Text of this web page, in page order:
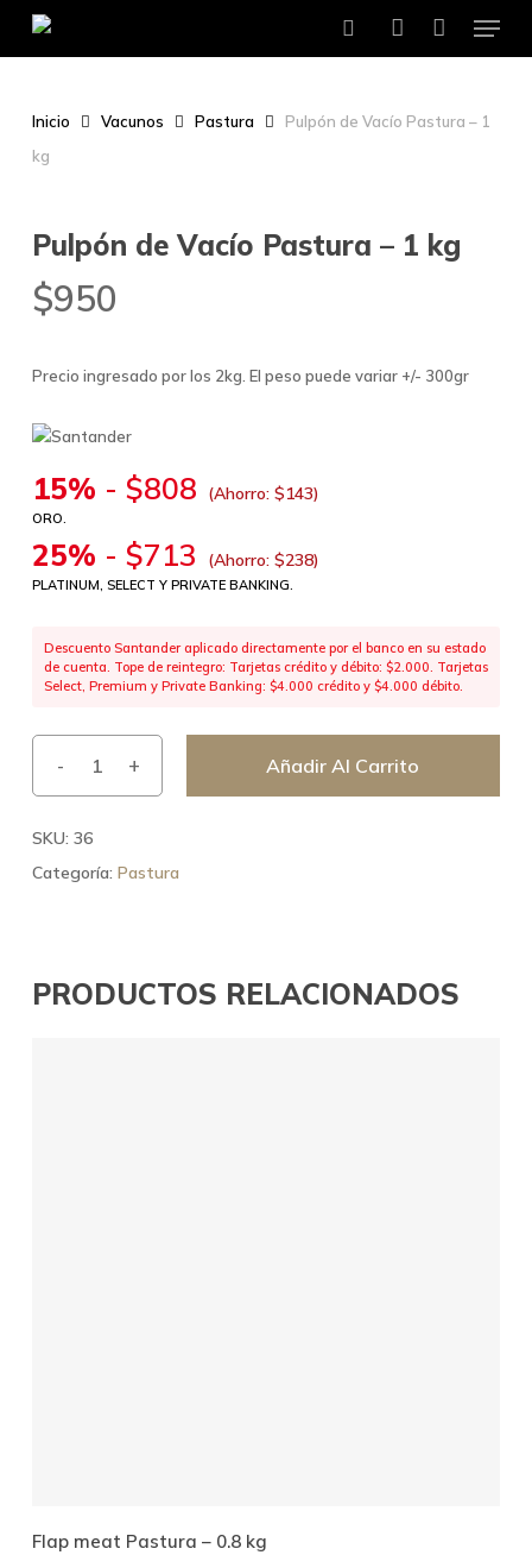
searchaccount
Menu
Inicio Vacunos Pastura
Pulpón de Vacío Pastura – 1
kg
Pulpón de Vacío Pastura – 1 kg
$950
Precio ingresado por los 2kg. El peso puede variar +/- 300gr
15% - $808 (Ahorro: $143)
ORO.
25% - $713 (Ahorro: $238)
PLATINUM, SELECT Y PRIVATE BANKING.
Descuento Santander aplicado directamente por el banco en su estado
de cuenta. Tope de reintegro: Tarjetas crédito y débito: $2.000. Tarjetas
Select, Premium y Private Banking: $4.000 crédito y $4.000 débito.
Añadir Al Carrito
SKU: 36
Categoría: Pastura
PRODUCTOS RELACIONADOS
Añadir Al Carrito
Flap meat Pastura – 0.8 kg